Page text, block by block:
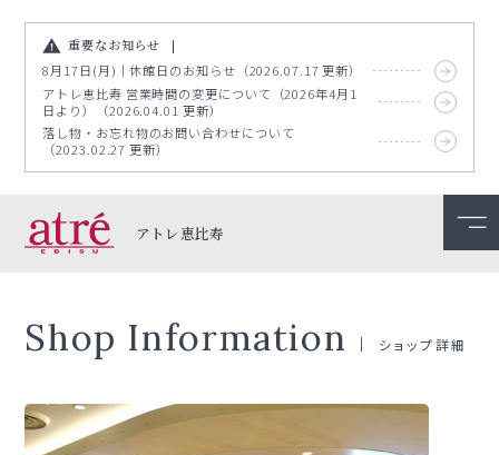
重要なお知らせ
8月17日(月)｜休館日のお知らせ（2026.07.17 更新）
アトレ恵比寿 営業時間の変更について（2026年4月1
日より）（2026.04.01 更新）
落し物・お忘れ物のお問い合わせについて
（2023.02.27 更新）
アトレ恵比寿
Shop Information ショップ詳細